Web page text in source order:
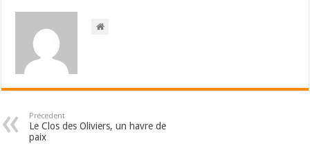
Précedent
Le Clos des Oliviers, un havre de
paix